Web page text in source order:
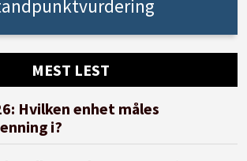
MEST LEST
Hvilken enhet måles
i?